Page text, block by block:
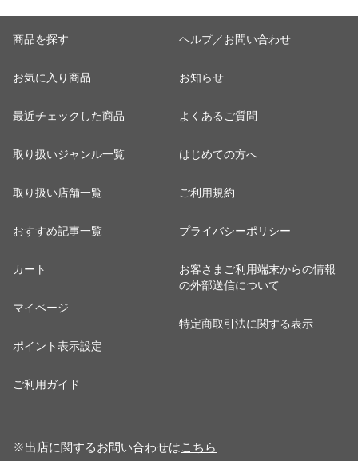
商品を探す
お気に入り商品
最近チェックした商品
取り扱いジャンル一覧
取り扱い店舗一覧
おすすめ記事一覧
カート
マイページ
ポイント表示設定
ご利用ガイド
ヘルプ／お問い合わせ
お知らせ
よくあるご質問
はじめての方へ
ご利用規約
プライバシーポリシー
お客さまご利用端末からの情報
の外部送信について
特定商取引法に関する表示
※出店に関するお問い合わせはこちら